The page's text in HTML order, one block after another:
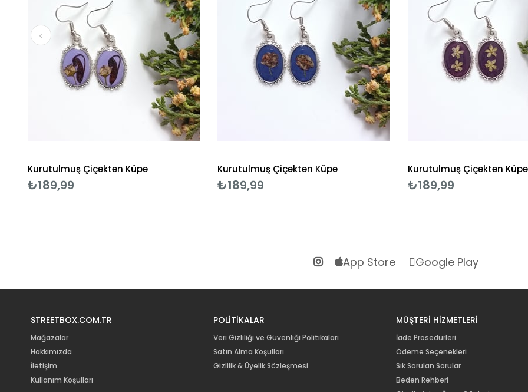
Kurutulmuş Çiçekten Küpe
₺189,99
Kurutulmuş Çiçekten Küpe
₺189,99
Kurutulmuş Çiçekten Küpe
₺189,99
App Store Google Play
STREETBOX.COM.TR
Mağazalar
Hakkımızda
İletişim
Kullanım Koşulları
POLİTİKALAR
Veri Gizliliği ve Güvenliği Politikaları
Satın Alma Koşulları
Gizlilik & Üyelik Sözleşmesi
MÜŞTERİ HİZMETLERİ
İade Prosedürleri
Ödeme Seçenekleri
Sık Sorulan Sorular
Beden Rehberi